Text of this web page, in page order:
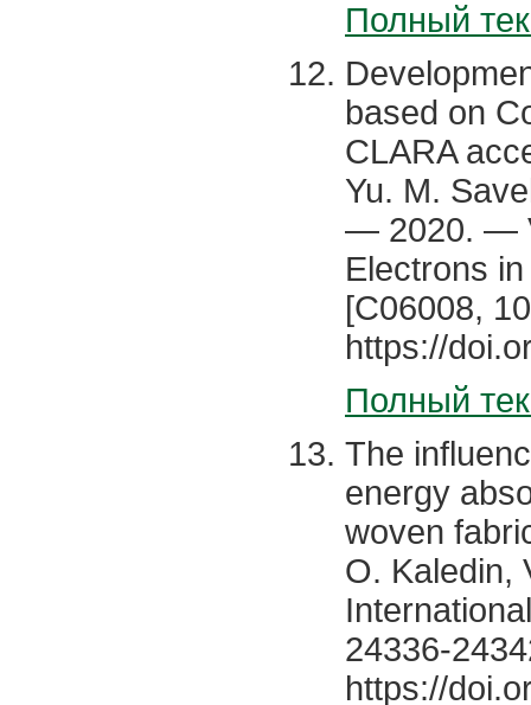
Полный
based on
CLARA
Yu. M.
— 2020. —
Electrons
[C06008,
https://
Полный
The
energy
woven
O. Kaledin,
24336-
https://